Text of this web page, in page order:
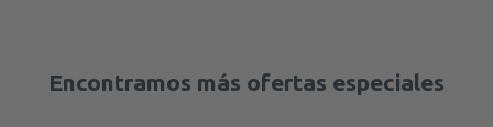
Encontramos más ofertas especiales